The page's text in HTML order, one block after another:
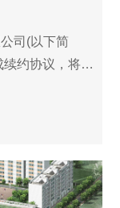
司(以下简
续约协议，将继
的三度携手。
，连云港市苏
与成本控制能
据，筑牢产品